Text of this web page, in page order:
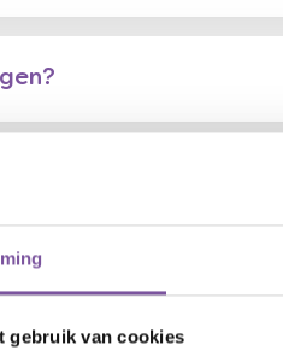
gebruik van cookies
voor mij
zich eenzaam.